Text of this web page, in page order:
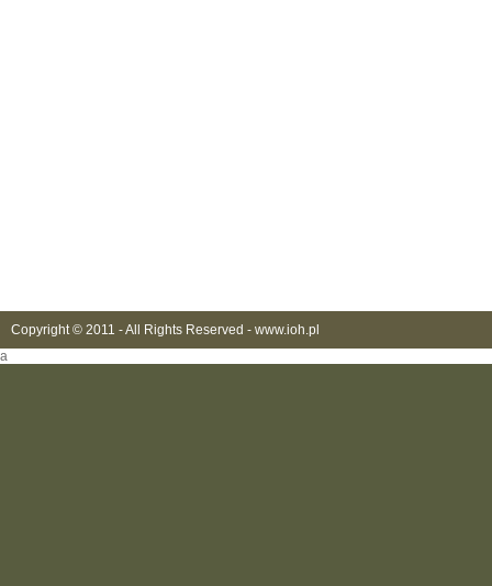
Copyright © 2011 - All Rights Reserved - www.ioh.pl
a